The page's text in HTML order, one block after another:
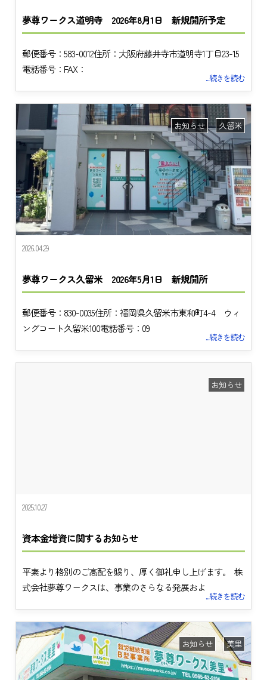
夢尊ワークス道明寺 2026年8月1日 新規開所予定
郵便番号：583-0012住所：大阪府藤井寺市道明寺1丁目23-15
電話番号：FAX：
...続きを読む
2026.04.29
夢尊ワークス久留米 2026年5月1日 新規開所
お知らせ 久留米
郵便番号：830-0035住所：福岡県久留米市東和町4-4 ウィ
ングコート久留米100電話番号：09
...続きを読む
2025.10.27
資本金増資に関するお知らせ
お知らせ
平素より格別のご高配を賜り、厚く御礼申し上げます。 株
式会社夢尊ワークスは、事業のさらなる発展およ
...続きを読む
お知らせ 美里